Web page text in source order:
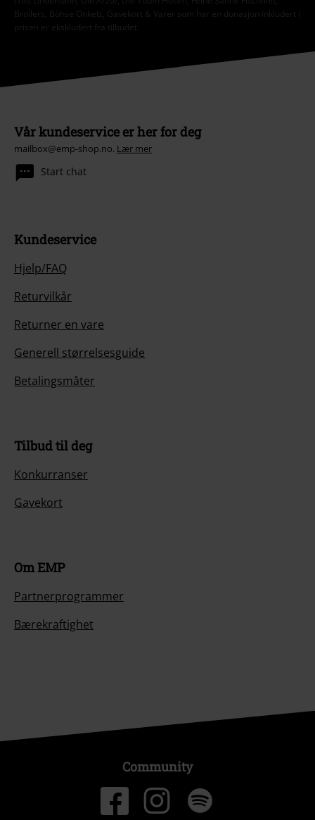
Broilers, Böhse Onkelz, Gavekort & Varer som har en donasjon inkludert i
prisen er ekskludert fra tilbudet.
Vår kundeservice er her for deg
mailbox@emp-shop.no. Lær mer
Start chat
Kundeservice
Hjelp/FAQ
Returvilkår
Returner en vare
Generell størrelsesguide
Betalingsmåter
Tilbud til deg
Konkurranser
Gavekort
Om EMP
Partnerprogrammer
Bærekraftighet
Community